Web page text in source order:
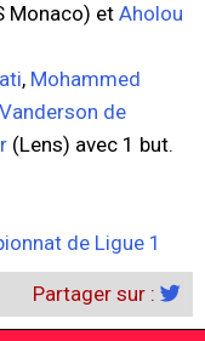
Monaco) et Aholou
, Mohammed
Vanderson de
(Lens) avec 1 but.
de Ligue 1
Partager sur :